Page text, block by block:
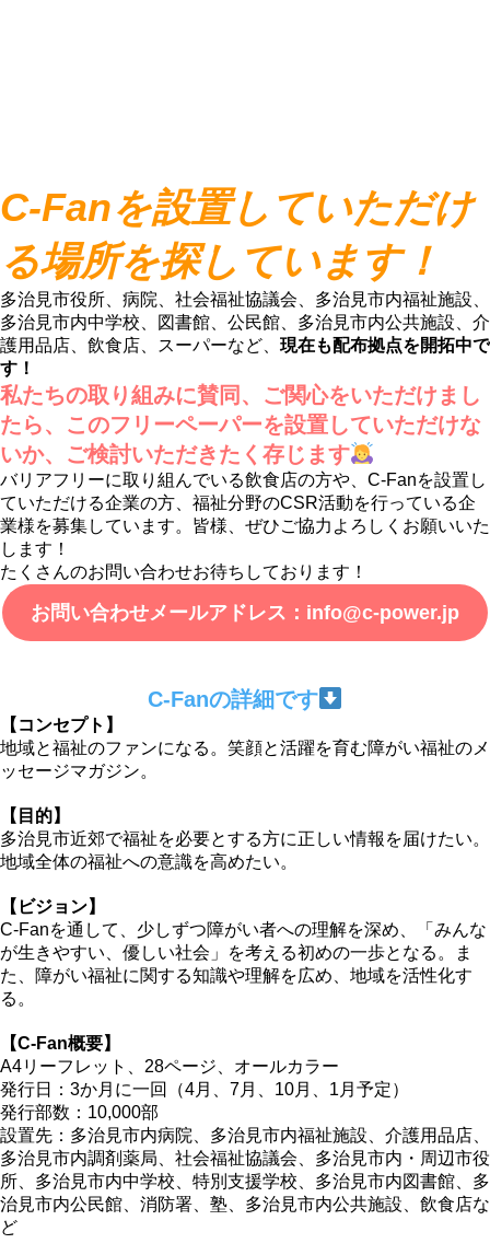
C-Fanを設置していただけ
る場所を探しています！
多治見市役所、病院、社会福祉協議会、多治見市内福祉施設、
多治見市内中学校、図書館、公民館、多治見市内公共施設、介
護用品店、飲食店、スーパーなど、 現在も配布拠点を開拓中で
す！
私たちの取り組みに賛同、ご関心をいただけまし
たら、このフリーペーパーを設置していただけな
いか、ご検討いただきたく存じます
バリアフリーに取り組んでいる飲食店の方や、C-Fanを設置し
ていただける企業の方、福祉分野のCSR活動を行っている企
業様を募集しています。皆様、ぜひご協力よろしくお願いいた
します！
たくさんのお問い合わせお待ちしております！
お問い合わせメールアドレス：info@c-power.jp
C-Fanの詳細です
【コンセプト】
地域と福祉のファンになる。笑顔と活躍を育む障がい福祉のメ
ッセージマガジン。
【目的】
多治見市近郊で福祉を必要とする方に正しい情報を届けたい。
地域全体の福祉への意識を高めたい。
【ビジョン】
C-Fanを通して、少しずつ障がい者への理解を深め、「みんな
が生きやすい、優しい社会」を考える初めの一歩となる。ま
た、障がい福祉に関する知識や理解を広め、地域を活性化す
る。
【C-Fan概要】
A4リーフレット、28ページ、オールカラー
発行日：3か月に一回（4月、7月、10月、1月予定）
発行部数：10,000部
設置先：多治見市内病院、多治見市内福祉施設、介護用品店、
多治見市内調剤薬局、社会福祉協議会、多治見市内・周辺市役
所、多治見市内中学校、特別支援学校、多治見市内図書館、多
治見市内公民館、消防署、塾、多治見市内公共施設、飲食店な
ど